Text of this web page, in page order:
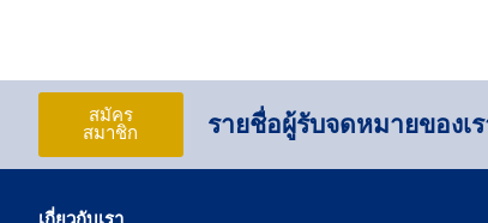
สมัคร
สมาชิก
รายชื่อผู้รับจดหมายของเ